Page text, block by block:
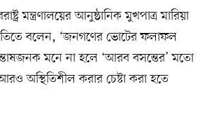
মন্ত্রণালয়ের আনুষ্ঠানিক মুখপাত্র মারিয়া
বলেন, ‘জনগণের ভোটের ফলাফল
মনে না হলে ‘আরব বসন্তের’ মতো
অস্থিতিশীল করার চেষ্টা করা হতে